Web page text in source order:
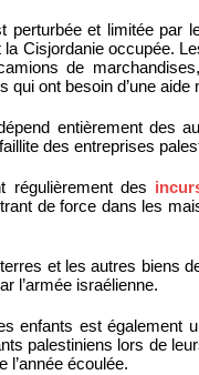
perturbée et limitée par
Cisjordanie occupée.
de
ont besoin d’une aide
entièrement des
des entreprises
régulièrement des
de force dans les
et les autres biens
l’armée israélienne.
enfants est également
palestiniens lors de
l’année écoulée.